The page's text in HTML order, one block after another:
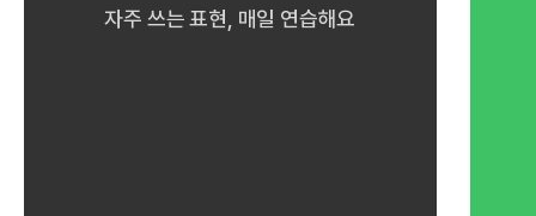
자주 쓰는 표현, 매일 연습해요